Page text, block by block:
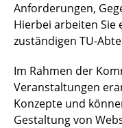
Anforderungen,
Hierbei arbeiten Sie
zuständigen TU-
Im Rahmen der
Veranstaltungen
Konzepte und
Gestaltung von